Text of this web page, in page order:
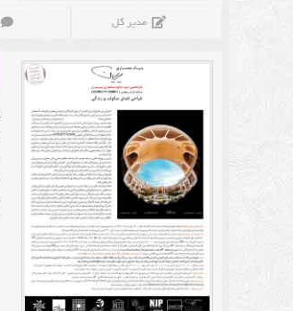
مدیر کل